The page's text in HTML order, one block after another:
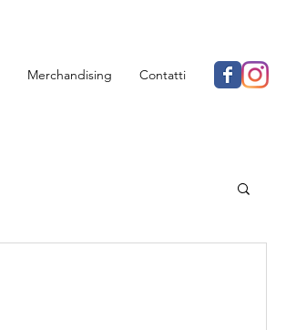
Merchandising Contatti